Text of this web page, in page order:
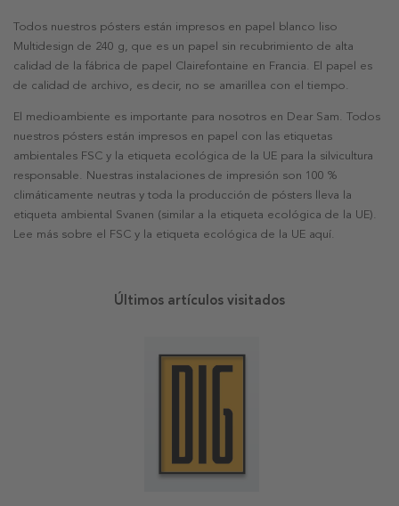
Todos nuestros pósters están impresos en papel blanco liso
Multidesign de 240 g, que es un papel sin recubrimiento de alta
calidad de la fábrica de papel Clairefontaine en Francia. El papel es
de calidad de archivo, es decir, no se amarillea con el tiempo.
El medioambiente es importante para nosotros en Dear Sam. Todos
nuestros pósters están impresos en papel con las etiquetas
ambientales FSC y la etiqueta ecológica de la UE para la silvicultura
responsable. Nuestras instalaciones de impresión son 100 %
climáticamente neutras y toda la producción de pósters lleva la
etiqueta ambiental Svanen (similar a la etiqueta ecológica de la UE).
Lee más sobre el FSC y la etiqueta ecológica de la UE aquí.
Últimos artículos visitados